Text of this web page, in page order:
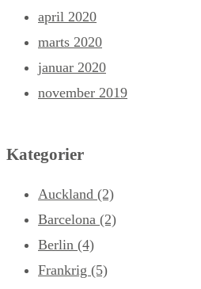
april 2020
marts 2020
januar 2020
november 2019
Kategorier
Auckland (2)
Barcelona (2)
Berlin (4)
Frankrig (5)